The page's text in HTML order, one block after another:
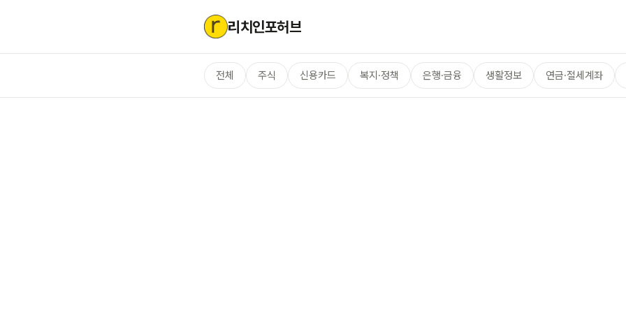
리치인포허브
전체 주식 신용카드 복지·정책 은행·금융 생활정보 연금·절세계좌